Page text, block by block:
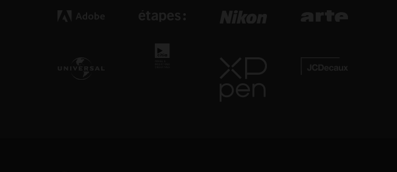
Quelle différence entre Quixel Mixer et